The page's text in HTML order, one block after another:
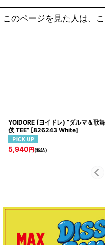
このページを見た人は、
YOIDORE (ヨイドレ) “ダルマ＆歌舞
伎 TEE” [826243 White]
5,940 円(税込)